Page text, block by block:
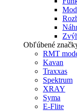
Obľúbené
RMT
Kavan
Traxxas
Spektrum
XRAY
Syma
E-Flite